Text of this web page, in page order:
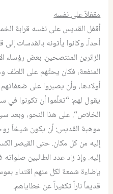
مقفلاً على نفسه
أقفل القديس على نفسه قرابة
أحداً، ‏وكانوا يأتونه بالقدسات إلى
الزائرين المنتصحين.بعض رؤساء
المنفعة، فكان يحثّهم على اللطف
أولادها، وأن يصبروا على
يقول لهم: “تعلّموا أن تكونوا
الخلاص“.على هذا النحو، وبعد
موهبة القديس:أن يكون شيخاً
إليه من كل مكان.حتى القيصر
إليه. وإذ زاد عدد الطالبين
بإضاءة شمعة لكل منهم اقتداء
قديماً ناراً تكفيراً عن خطاياهم.